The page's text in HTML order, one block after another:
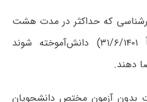
که حداکثر در مدت هشت
نیمسال تحصیلی (و نهایتاً ۳۱/۶/۱۴۰۱) دانش‌آموخته شوند
دهند.
بدون آزمون مختص دانشجویان